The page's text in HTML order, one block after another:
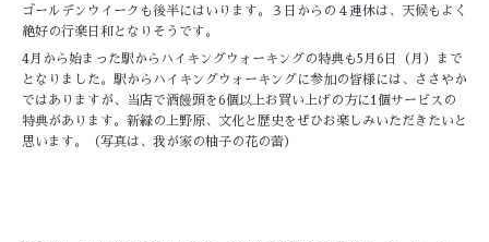
ゴールデンウイークも後半にはいります。３日からの４連休は、天候もよく
絶好の行楽日和となりそうです。
4月から始まった駅からハイキングウォーキングの特典も5月6日（月）まで
となりました。駅からハイキングウォーキングに参加の皆様には、ささやか
ではありますが、当店で酒饅頭を6個以上お買い上げの方に1個サービスの
特典があります。新緑の上野原、文化と歴史をぜひお楽しみいただきたいと
思います。（写真は、我が家の柚子の花の蕾）